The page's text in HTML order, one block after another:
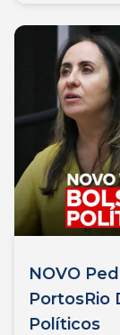
NOVO
PortosRio
Políticos